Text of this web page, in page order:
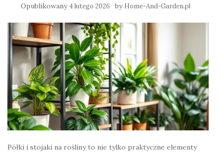
Opublikowany4 lutego 2026 by Home-And-Garden.pl
Półki i stojaki na rośliny to nie tylko praktyczne elementy